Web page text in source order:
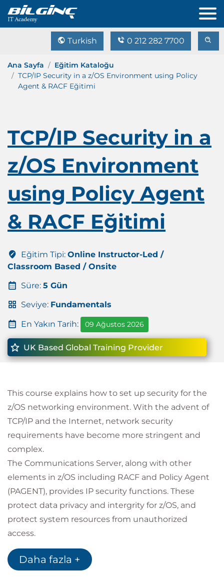
Turkish 0 212 282 7700
Ana Sayfa
Eğitim Kataloğu
TCP/IP Security in a z/OS Environment using Policy
Agent & RACF Eğitimi
TCP/IP Security in a
z/OS Environment
using Policy Agent
& RACF Eğitimi
Eğitim Tipi: Online Instructor-Led /
Classroom Based / Onsite
Süre: 5 Gün
Seviye: Fundamentals
En Yakın Tarih: 09 Ağustos 2026
UK Based Global Training Provider
This course explains how to set up security for the
z/OS networking environment. With the advent of
TCP/IP and the Internet, network security
requirements have become more stringent and
complex.
The Communications Server, along with other
elements in z/OS including RACF and Policy Agent
(PAGENT), provides IP security functions. These
protect data privacy and intergrity for z/OS, and
protect system resources from unauthorized
access.
This is a 'workshop' style course, and attendees will
work through extensive hands-on exercises, on
Daha fazla +